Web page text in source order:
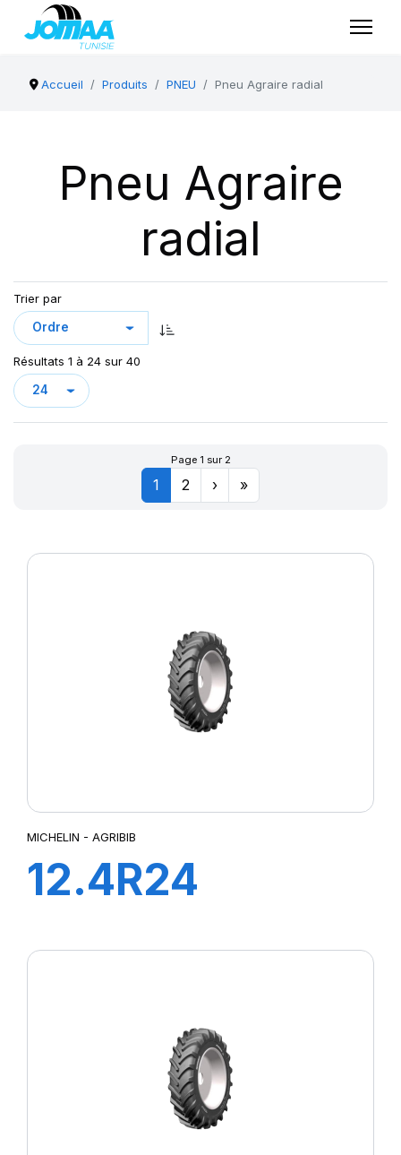
Accueil Produits PNEU Pneu Agraire radial
Pneu Agraire
radial
Trier par
Résultats 1 à 24 sur 40
Page 1 sur 2
1 2 › »
MICHELIN - AGRIBIB
12.4R24